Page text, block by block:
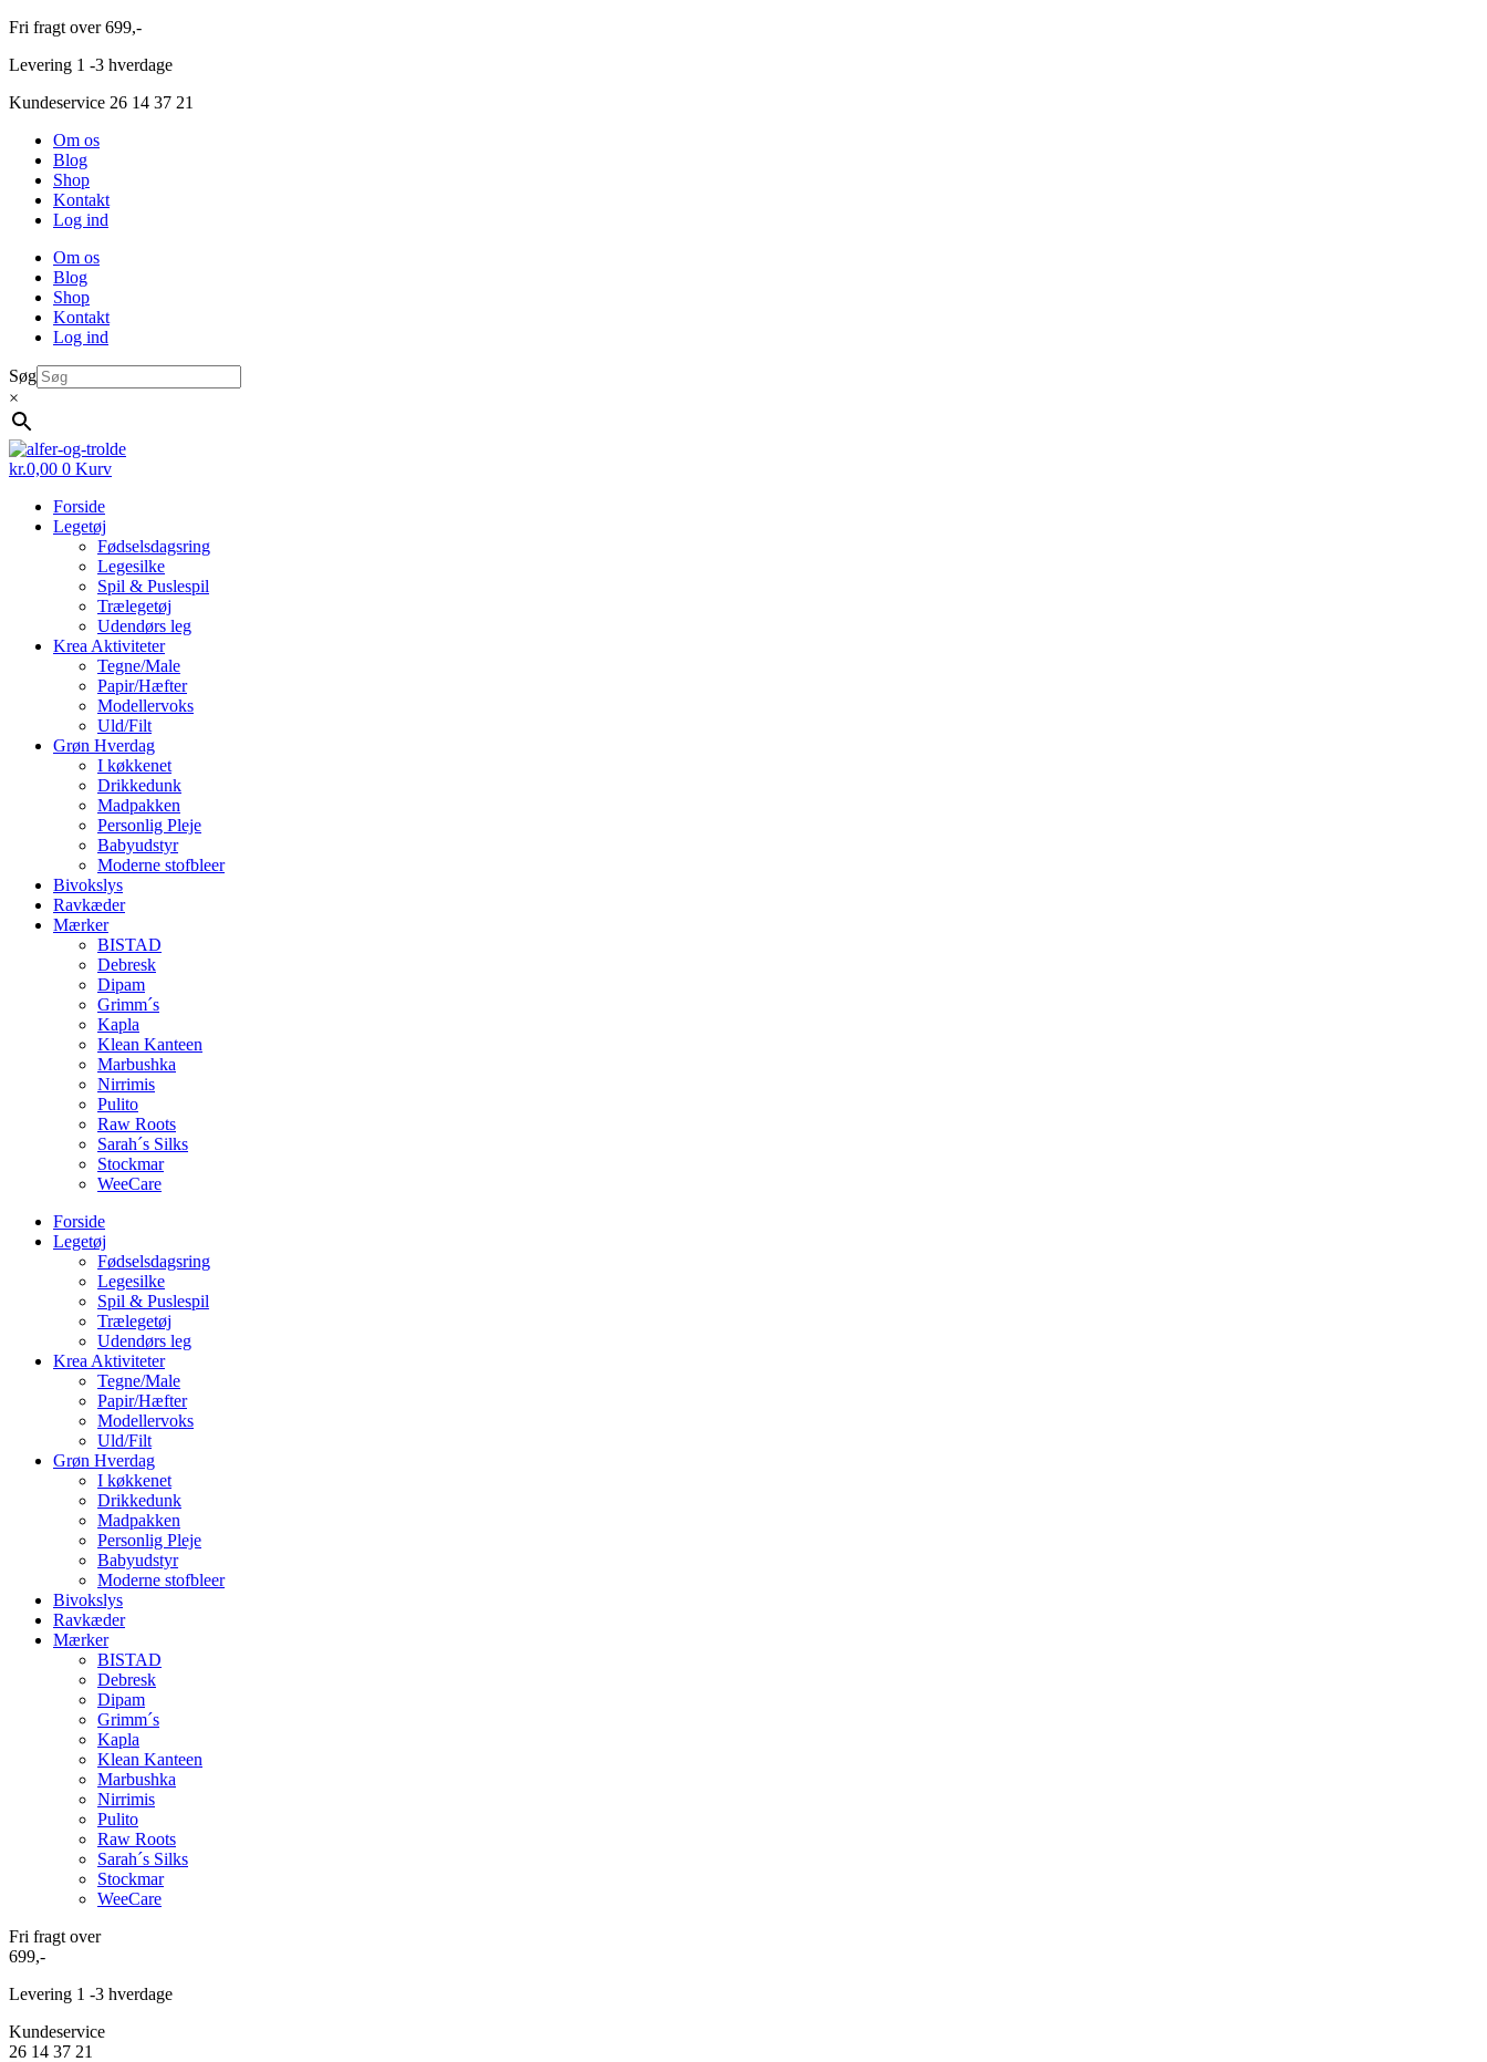
Videre
indhold
Fri fragt over 699,-
Levering 1 -3 hverdage
Kundeservice 26 14 37 21
Om os
Blog
Shop
Kontakt
Log ind
Om os
Blog
Shop
Kontakt
Log ind
Søg
×
kr.0,00 0 Kurv
Forside
Legetøj
Fødselsdagsring
Legesilke
Spil & Puslespil
Trælegetøj
Udendørs leg
Krea Aktiviteter
Tegne/Male
Papir/Hæfter
Modellervoks
Uld/Filt
Grøn Hverdag
I køkkenet
Drikkedunk
Madpakken
Personlig Pleje
Babyudstyr
Moderne stofbleer
Bivokslys
Ravkæder
Mærker
BISTAD
Debresk
Dipam
Grimm´s
Kapla
Klean Kanteen
Marbushka
Nirrimis
Pulito
Raw Roots
Sarah´s Silks
Stockmar
WeeCare
Forside
Legetøj
Fødselsdagsring
Legesilke
Spil & Puslespil
Trælegetøj
Udendørs leg
Krea Aktiviteter
Tegne/Male
Papir/Hæfter
Modellervoks
Uld/Filt
Grøn Hverdag
I køkkenet
Drikkedunk
Madpakken
Personlig Pleje
Babyudstyr
Moderne stofbleer
Bivokslys
Ravkæder
Mærker
BISTAD
Debresk
Dipam
Grimm´s
Kapla
Klean Kanteen
Marbushka
Nirrimis
Pulito
Raw Roots
Sarah´s Silks
Stockmar
WeeCare
Fri fragt over
699,-
Levering 1 -3 hverdage
Kundeservice
26 14 37 21